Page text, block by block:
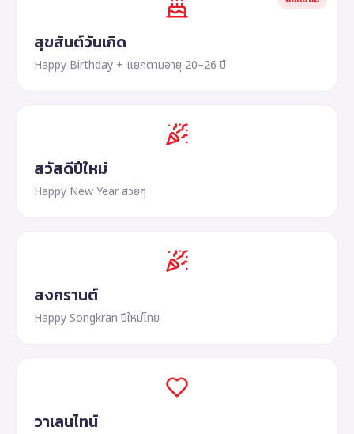
สุขสันต์วันเกิด
Happy Birthday + แยกตามอายุ 20–26 ปี
สวัสดีปีใหม่
Happy New Year สวยๆ
สงกรานต์
Happy Songkran ปีใหม่ไทย
วาเลนไทน์